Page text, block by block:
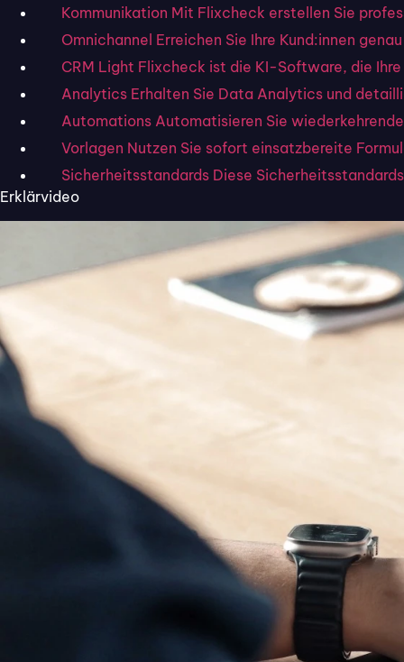
Kommunikation Mit Flixcheck erstellen Sie
Omnichannel Erreichen Sie Ihre Kund:innen
CRM Light Flixcheck ist die KI-Software, die
Analytics Erhalten Sie Data Analytics und
Automations Automatisieren Sie
Vorlagen Nutzen Sie sofort einsatzbereite
Sicherheitsstandards Diese
Erklärvideo
einfaches
Anwendung zu
Codingmaßnahmen.
Low-Code-
Die Low-Code-Methode
beschreibt lediglich die
in der Plattform
Low-Code-Plattformen
Low-Code-Standard
Was
Genauwie Flixcheck
Vielfältige
Die
Schadensmeldungen
ist mit Flixcheck möglich.
No-Code-Plattformen
für KMU als klarer